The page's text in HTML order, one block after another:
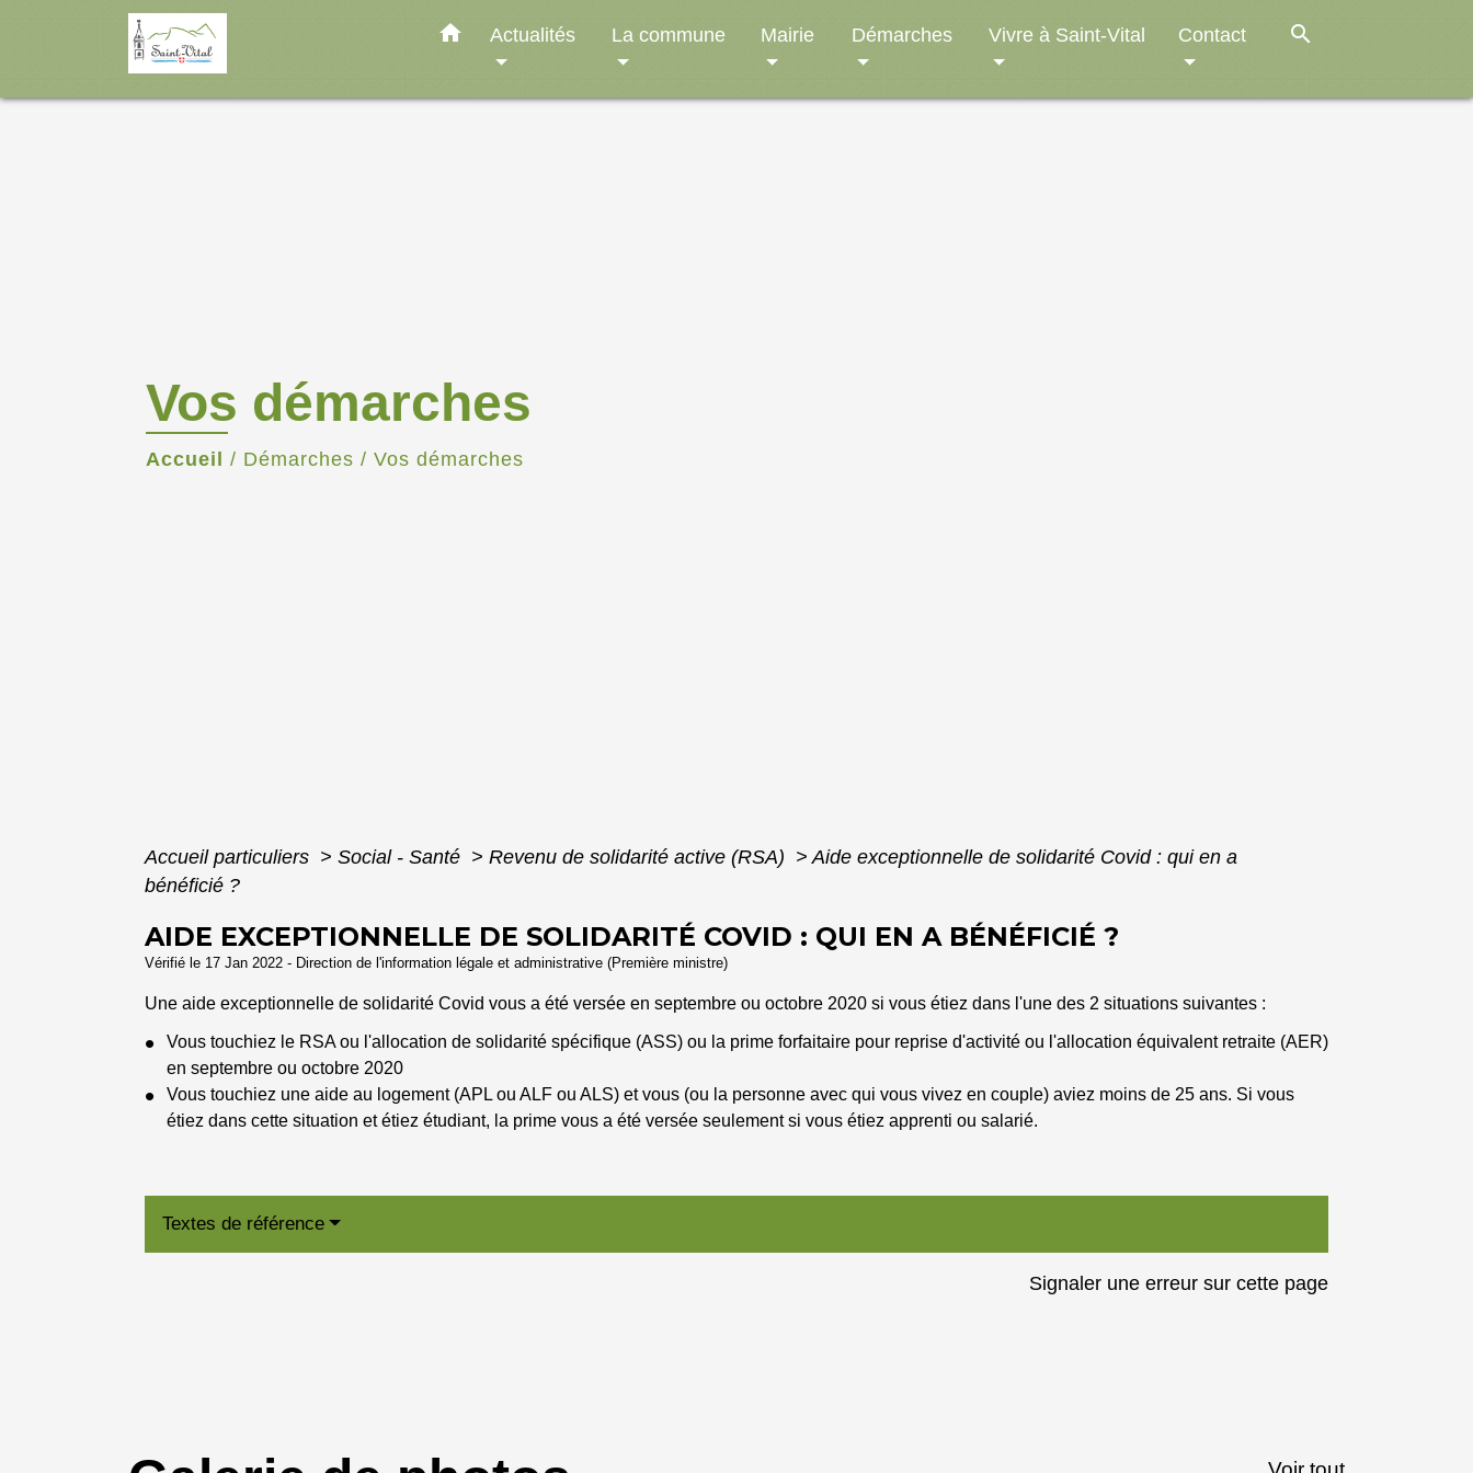
home Actualités La commune Mairie Démarches Vivre à Saint-Vital Contact search
Vos démarches
Accueil / Démarches / Vos démarches
Accueil particuliers > Social - Santé > Revenu de solidarité active (RSA) > Aide exceptionnelle de solidarité Covid : qui en a
bénéficié ?
AIDE EXCEPTIONNELLE DE SOLIDARITÉ COVID : QUI EN A BÉNÉFICIÉ ?
Vérifié le 17 Jan 2022 - Direction de l'information légale et administrative (Première ministre)
Une aide exceptionnelle de solidarité Covid vous a été versée en septembre ou octobre 2020 si vous étiez dans l'une des 2 situations suivantes :
Vous touchiez le RSA ou l'allocation de solidarité spécifique (ASS) ou la prime forfaitaire pour reprise d'activité ou l'allocation équivalent retraite (AER)
en septembre ou octobre 2020
Vous touchiez une aide au logement (APL ou ALF ou ALS) et vous (ou la personne avec qui vous vivez en couple) aviez moins de 25 ans. Si vous
étiez dans cette situation et étiez étudiant, la prime vous a été versée seulement si vous étiez apprenti ou salarié.
Textes de référence
Signaler une erreur sur cette page